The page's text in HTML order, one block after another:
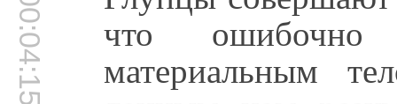
00:04:15 что ошибочно
материальным